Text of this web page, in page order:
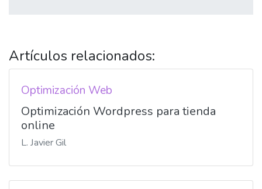
Artículos relacionados:
Optimización Web
Optimización Wordpress para tienda
online
L. Javier Gil